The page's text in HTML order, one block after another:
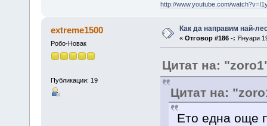
http://www.youtube.com/
extreme1500
Робо-Новак
Публикации: 19
Как да направим най-
« Отговор #186 -: Януари
Цитат на:
Цитат на:
Ето една още